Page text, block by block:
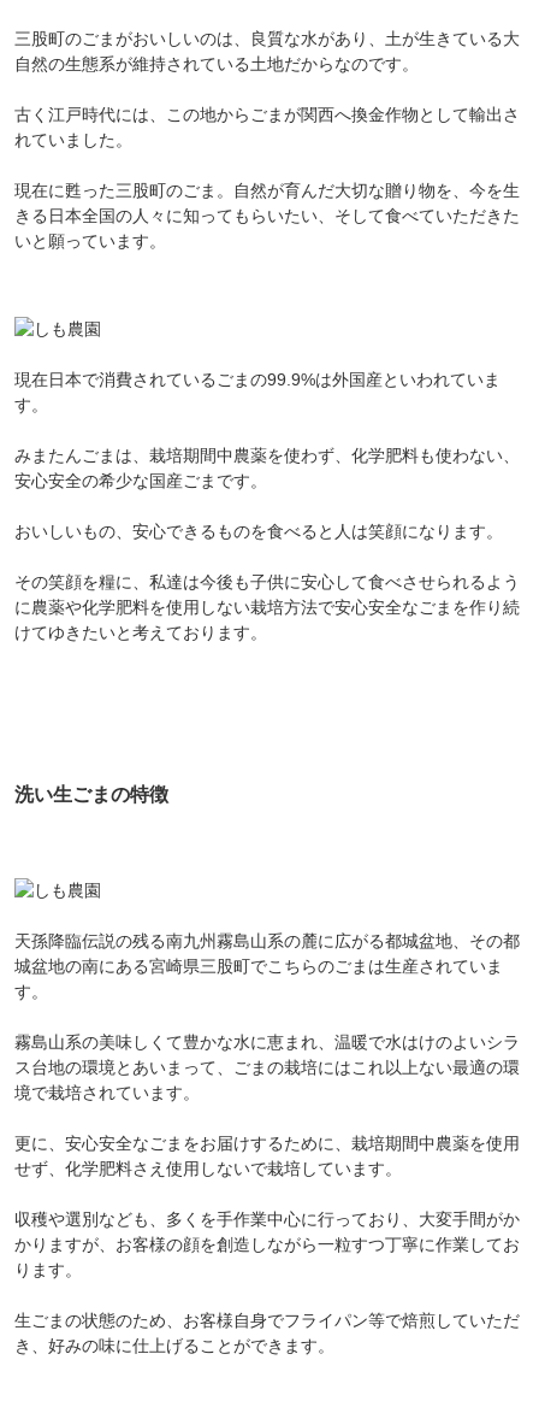
三股町のごまがおいしいのは、良質な水があり、土が生きている大
自然の生態系が維持されている土地だからなのです。
古く江戸時代には、この地からごまが関西へ換金作物として輸出さ
れていました。
現在に甦った三股町のごま。自然が育んだ大切な贈り物を、今を生
きる日本全国の人々に知ってもらいたい、そして食べていただきた
いと願っています。
現在日本で消費されているごまの99.9%は外国産といわれていま
す。
みまたんごまは、栽培期間中農薬を使わず、化学肥料も使わない、
安心安全の希少な国産ごまです。
おいしいもの、安心できるものを食べると人は笑顔になります。
その笑顔を糧に、私達は今後も子供に安心して食べさせられるよう
に農薬や化学肥料を使用しない栽培方法で安心安全なごまを作り続
けてゆきたいと考えております。
洗い生ごまの特徴
天孫降臨伝説の残る南九州霧島山系の麓に広がる都城盆地、その都
城盆地の南にある宮崎県三股町でこちらのごまは生産されていま
す。
霧島山系の美味しくて豊かな水に恵まれ、温暖で水はけのよいシラ
ス台地の環境とあいまって、ごまの栽培にはこれ以上ない最適の環
境で栽培されています。
更に、安心安全なごまをお届けするために、栽培期間中農薬を使用
せず、化学肥料さえ使用しないで栽培しています。
収穫や選別なども、多くを手作業中心に行っており、大変手間がか
かりますが、お客様の顔を創造しながら一粒すつ丁寧に作業してお
ります。
生ごまの状態のため、お客様自身でフライパン等で焙煎していただ
き、好みの味に仕上げることができます。